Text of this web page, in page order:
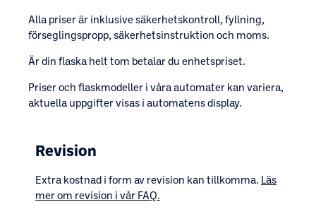
Alla priser är inklusive säkerhetskontroll, fyllning,
förseglingspropp, säkerhetsinstruktion och moms.
Är din flaska helt tom betalar du enhetspriset.
Priser och flaskmodeller i våra automater kan variera,
aktuella uppgifter visas i automatens display.
Revision
Extra kostnad i form av revision kan tillkomma. Läs
mer om revision i vår FAQ.